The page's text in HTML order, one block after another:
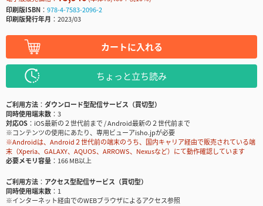
印刷版ISBN
978-4-7583-2096-2
印刷版発行年月
2023/03
カートに入れる
ちょっと立ち読み
ご利用方法
ダウンロード型配信サービス（買切型）
同時使用端末数
3
対応OS
iOS最新の２世代前まで / Android最新の２世代前まで
※コンテンツの使用にあたり、専用ビューアisho.jpが必要
※Androidは、Android２世代前の端末のうち、国内キャリア経由で販売されている端
末（Xperia、GALAXY、AQUOS、ARROWS、Nexusなど）にて動作確認しています
必要メモリ容量
166 MB以上
ご利用方法
アクセス型配信サービス（買切型）
同時使用端末数
1
※インターネット経由でのWEBブラウザによるアクセス参照